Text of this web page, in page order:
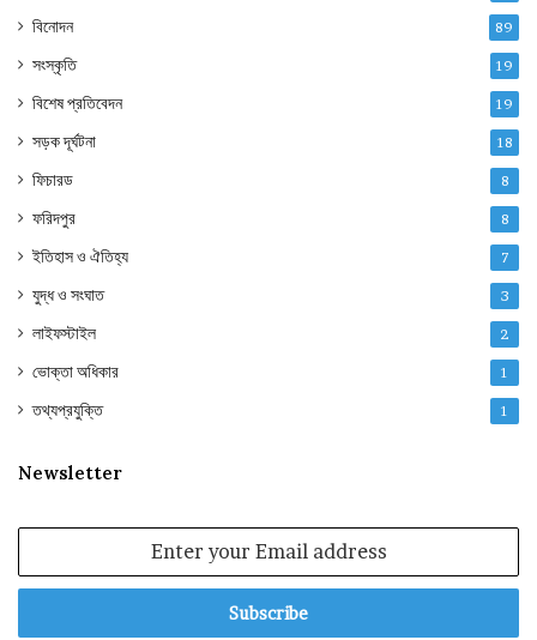
বিনোদন 89
সংস্কৃতি 19
বিশেষ প্রতিবেদন 19
সড়ক দূর্ঘটনা 18
ফিচারড 8
ফরিদপুর 8
ইতিহাস ও ঐতিহ্য 7
যুদ্ধ ও সংঘাত 3
লাইফস্টাইল 2
ভোক্তা অধিকার 1
তথ্যপ্রযুক্তি 1
Newsletter
Email